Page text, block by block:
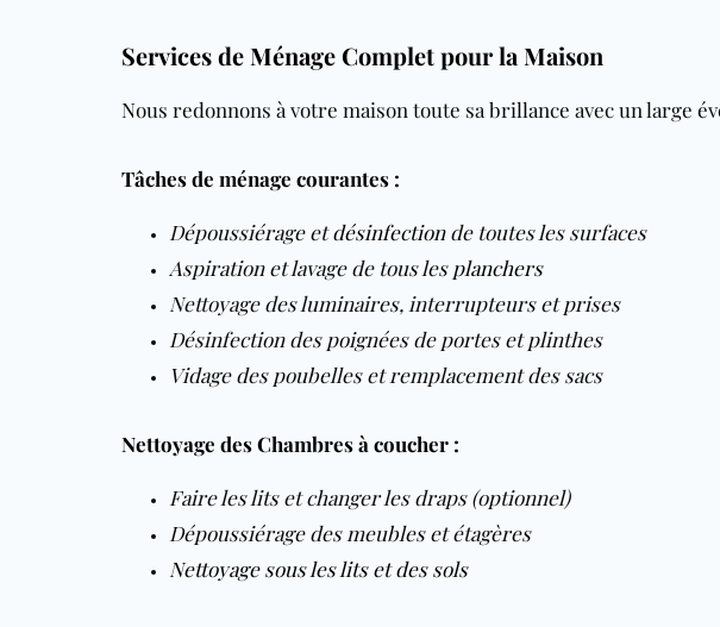
Services de Ménage Complet pour la Maison
Nous redonnons à votre maison toute sa brillance avec un large
Tâches de ménage courantes :
Dépoussiérage etdésinfectionde toutes les surfaces
Aspiration et lavage de tous les planchers
Nettoyage des luminaires, interrupteurs et prises
Désinfection des poignées de portes et plinthes
Vidage des poubelles et remplacement des sacs
Nettoyage des Chambres à coucher :
Faire les lits et changer les draps (optionnel)
Dépoussiérage des meubles et étagères
Nettoyage sous les lits et des sols